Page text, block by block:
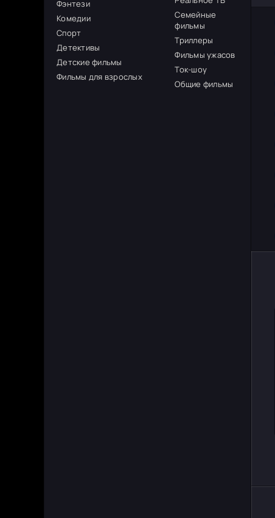
Фэнтези
Комедии
Спорт
Детективы
Детские фильмы
Фильмы для взрослых
Семейные
фильмы
Триллеры
Фильмы ужасов
Ток-шоу
Общие фильмы